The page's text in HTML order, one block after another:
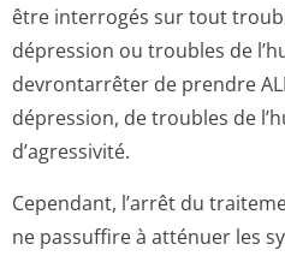
être interrogés sur tout
dépression ou troubles de
devrontarrêter de prendre
dépression, de troubles de
d’agressivité.
Cependant, l’arrêt du
ne passuffire à atténuer les